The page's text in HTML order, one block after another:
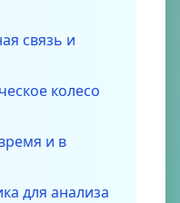
связь и
колесо
и в
для анализа